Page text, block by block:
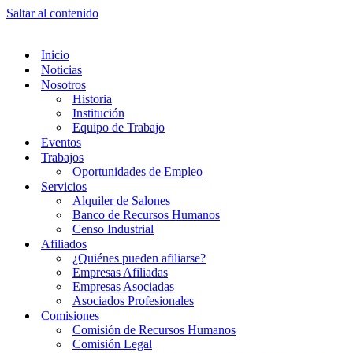
Saltar al contenido
Inicio
Noticias
Nosotros
Historia
Institución
Equipo de Trabajo
Eventos
Trabajos
Oportunidades de Empleo
Servicios
Alquiler de Salones
Banco de Recursos Humanos
Censo Industrial
Afiliados
¿Quiénes pueden afiliarse?
Empresas Afiliadas
Empresas Asociadas
Asociados Profesionales
Comisiones
Comisión de Recursos Humanos
Comisión Legal